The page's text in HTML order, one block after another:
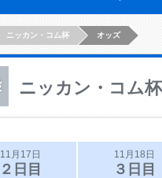
ニッカン・コム杯 オッズ
ニッカン・コム杯
11月17日
２日目
11月18日
３日目